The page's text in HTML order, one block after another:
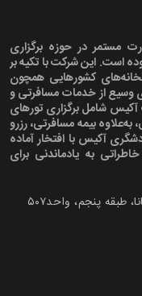
مستمر در حوزه برگزاری
است. این شرکت با تکیه بر
کشورهایی همچون
وسیع از خدمات مسافرتی و
شامل برگزاری تورهای
به‌علاوه بیمه مسافرتی، رزرو
آکیس با افتخار آماده
به یادماندنی برای
طبقه پنجم، واحد۵۰۷‍